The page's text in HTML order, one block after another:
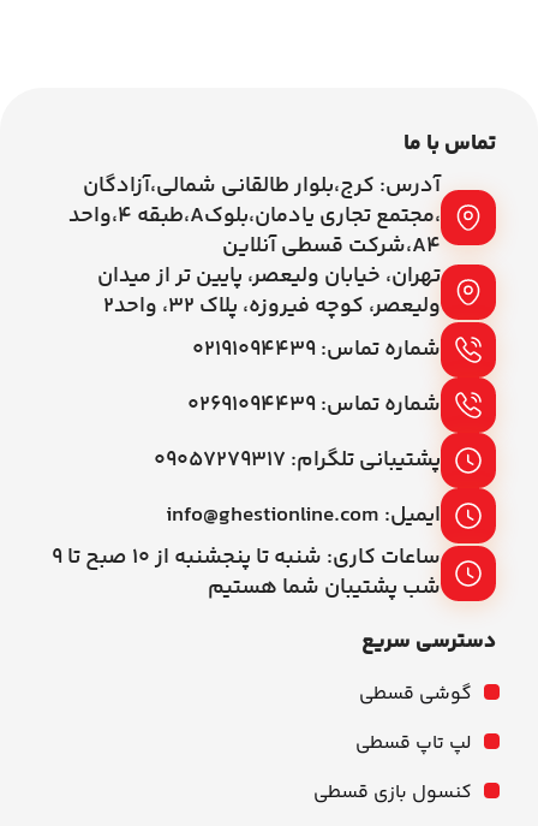
تماس با ما
آدرس: کرج،بلوار طالقانی شمالی،آزادگان
،مجتمع تجاری یادمان،بلوکA،طبقه ۴،واحد
A4،شرکت قسطی آنلاین
تهران، خیابان ولیعصر، پایین تر از میدان
ولیعصر، کوچه فیروزه، پلاک 32، واحد2
شماره تماس: ۰۲۱۹۱۰۹۴۴۳۹
شماره تماس: ۰۲۶۹۱۰۹۴۴۳۹
پشتیبانی تلگرام: ۰۹۰۵۷۲۷۹۳۱۷
ایمیل: info@ghestionline.com
ساعات کاری: شنبه تا پنجشنبه از ۱۰ صبح تا ۹
شب پشتیبان شما هستیم
دسترسی سریع
گوشی قسطی
لپ تاپ قسطی
کنسول بازی قسطی